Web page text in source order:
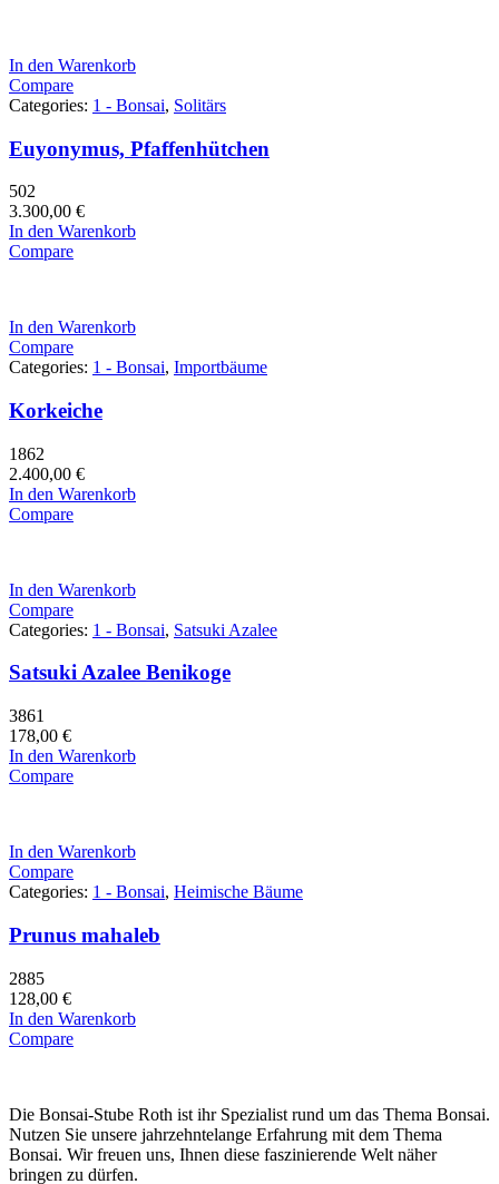
In den Warenkorb
Compare
Categories: 1 - Bonsai, Solitärs
Euyonymus, Pfaffenhütchen
502
3.300,00 €
In den Warenkorb
Compare
In den Warenkorb
Compare
Categories: 1 - Bonsai, Importbäume
Korkeiche
1862
2.400,00 €
In den Warenkorb
Compare
In den Warenkorb
Compare
Categories: 1 - Bonsai, Satsuki Azalee
Satsuki Azalee Benikoge
3861
178,00 €
In den Warenkorb
Compare
In den Warenkorb
Compare
Categories: 1 - Bonsai, Heimische Bäume
Prunus mahaleb
2885
128,00 €
In den Warenkorb
Compare
Die Bonsai-Stube Roth ist ihr Spezialist rund um das Thema Bonsai.
Nutzen Sie unsere jahrzehntelange Erfahrung mit dem Thema
Bonsai. Wir freuen uns, Ihnen diese faszinierende Welt näher
bringen zu dürfen.